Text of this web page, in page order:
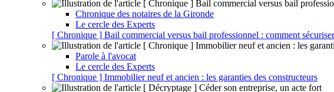
Chronique des notaires de la Gironde
Le cercle des Experts
[ Chronique ] Bail commercial versus bail professionnel : comment
Parole à l'avocat
Le cercle des Experts
[ Chronique ] Immobilier neuf et ancien : les garanties des constructeurs